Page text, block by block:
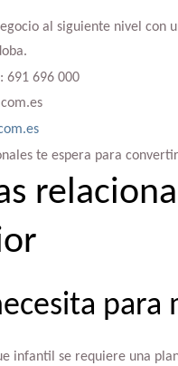
al siguiente nivel con
691 696 000
te espera para
infantil se requiere una